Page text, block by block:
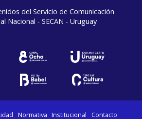
del Servicio de Comunicación
Nacional - SECAN - Uruguay
Normativa Institucional Contacto